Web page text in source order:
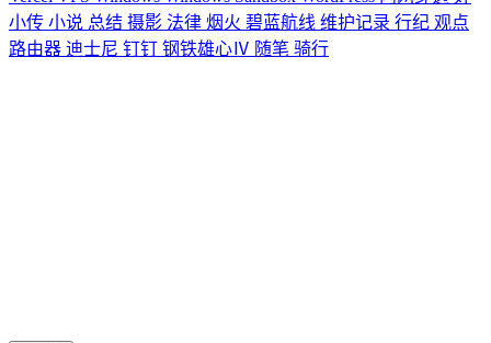
小传 小说 总结 摄影 法律 烟火 碧蓝航线 维护记录 行纪 观点
路由器 迪士尼 钉钉 钢铁雄心Ⅳ 随笔 骑行